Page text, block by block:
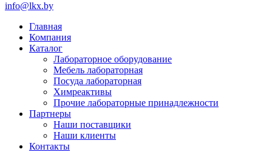
info@lkx.by
Главная
Компания
Каталог
Лабораторное оборудование
Мебель лабораторная
Посуда лабораторная
Химреактивы
Прочие лабораторные принадлежности
Партнеры
Наши поставщики
Наши клиенты
Контакты